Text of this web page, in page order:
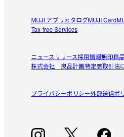
首元が肌触りが良くて気に入っ
柄物があると良いなぁと思います。
しょう
2026/07/06
肌触りがよいです。
とができます。夏場は麻の肌触
すべてのレビューを見る
MUJI アプリカタログMUJI Card
Tax-free Services
ニュースリリース採用情報無印良
株式会社 良品計画特定商取引法
プライバシーポリシー外部送信ポ